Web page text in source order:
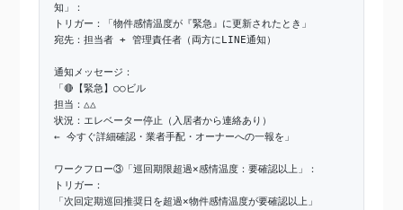
知」：
トリガー：「物件感情温度が『緊急』に更新されたとき」
宛先：担当者 + 管理責任者（両方にLINE通知）
通知メッセージ：
「🔴【緊急】○○ビル
担当：△△
状況：エレベーター停止（入居者から連絡あり）
← 今すぐ詳細確認・業者手配・オーナーへの一報を」
ワークフロー③「巡回期限超過×感情温度：要確認以上」：
トリガー：
「次回定期巡回推奨日を超過×物件感情温度が要確認以上」